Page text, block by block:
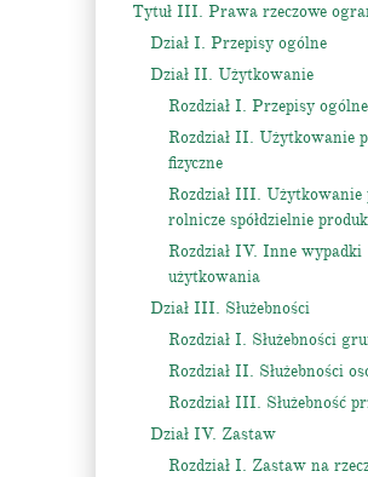
Tytuł III. Prawa rzeczowe
Dział I. Przepisy ogólne
Dział II. Użytkowanie
Rozdział I. Przepisy ogólne
Rozdział II. Użytkowanie
fizyczne
Rozdział III. Użytkowanie
rolnicze spółdzielnie
Rozdział IV. Inne wypadki
użytkowania
Dział III. Służebności
Rozdział I. Służebności
Rozdział II. Służebności
Rozdział III. Służebność
Dział IV. Zastaw
Rozdział I. Zastaw na